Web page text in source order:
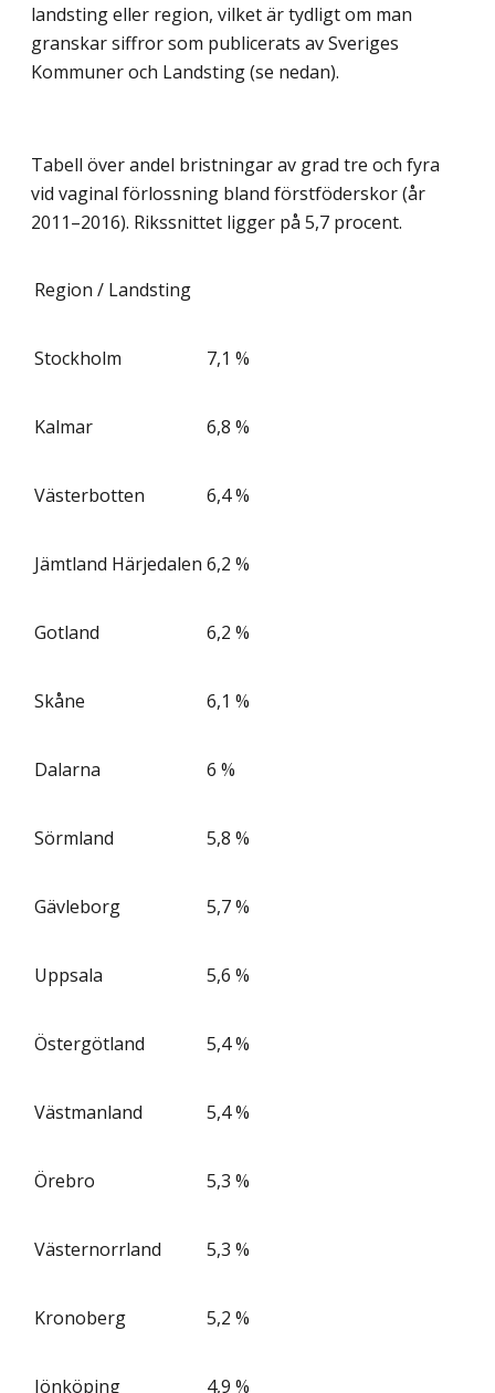
landsting eller region, vilket är tydligt om man
granskar siffror som publicerats av Sveriges
Kommuner och Landsting (se nedan).
Tabell över andel bristningar av grad tre och fyra
vid vaginal förlossning bland förstföderskor (år
2011–2016). Rikssnittet ligger på 5,7 procent.
Region / Landsting
Stockholm 7,1 %
Kalmar 6,8 %
Västerbotten 6,4 %
Jämtland Härjedalen 6,2 %
Gotland 6,2 %
Skåne 6,1 %
Dalarna 6 %
Sörmland 5,8 %
Gävleborg 5,7 %
Uppsala 5,6 %
Östergötland 5,4 %
Västmanland 5,4 %
Örebro 5,3 %
Västernorrland 5,3 %
Kronoberg 5,2 %
Jönköping 4,9 %